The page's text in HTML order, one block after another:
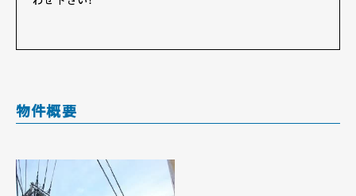
物件概要